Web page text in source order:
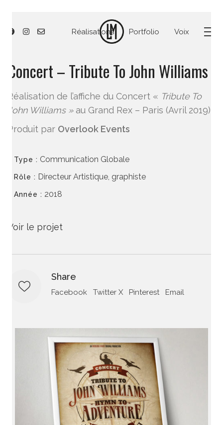
Réalisations Portfolio Voix
Concert – Tribute To John Williams
Réalisation de l’affiche du Concert « Tribute To
John Williams »au Grand Rex – Paris (Avril 2019)
Produit par Overlook Events
Type : Communication Globale
Rôle : Directeur Artistique, graphiste
Année : 2018
Voir le projet
Share
Facebook Twitter X Pinterest Email